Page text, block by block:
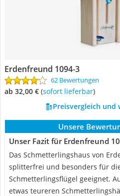
Erdenfreund 1094-3
62 Bewertungen
ab 32,00 € ( Sofort lieferbar)
Preisvergleich und
Unsere
Unser Fazit für Erdenfreund
Das Schmetterlingshaus von
splitterfrei und besonders für
Schmetterlingsflügel geeignet.
etwas teureren